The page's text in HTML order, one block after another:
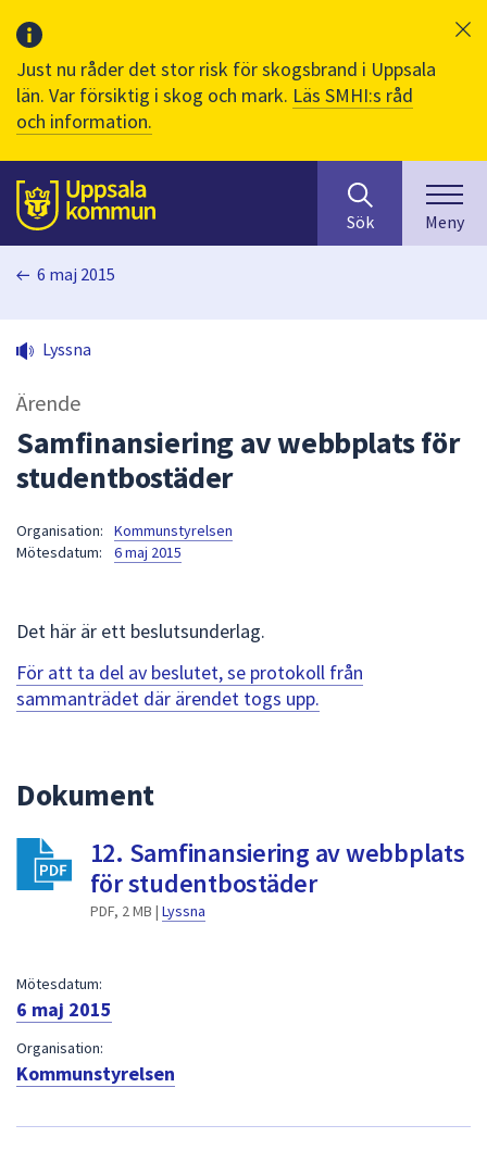
Just nu råder det stor risk för skogsbrand i Uppsala
län. Var försiktig i skog och mark. Läs SMHI:s råd
och information.
Till sidans
huvudinnehåll
efter
innehåll
på
sökfältet
kommer
för
att
navigera
för
att
Sök Meny
6 maj 2015
Lyssna
Ärende
Samfinansiering av webbplats för
studentbostäder
Organisation:
Kommunstyrelsen
Mötesdatum:
6 maj 2015
Det här är ett beslutsunderlag.
För att ta del av beslutet, se protokoll från
sammanträdet där ärendet togs upp.
Dokument
12. Samfinansiering av webbplats
för studentbostäder
PDF, 2 MB | Lyssna
Mötesdatum:
6 maj 2015
Organisation:
Kommunstyrelsen